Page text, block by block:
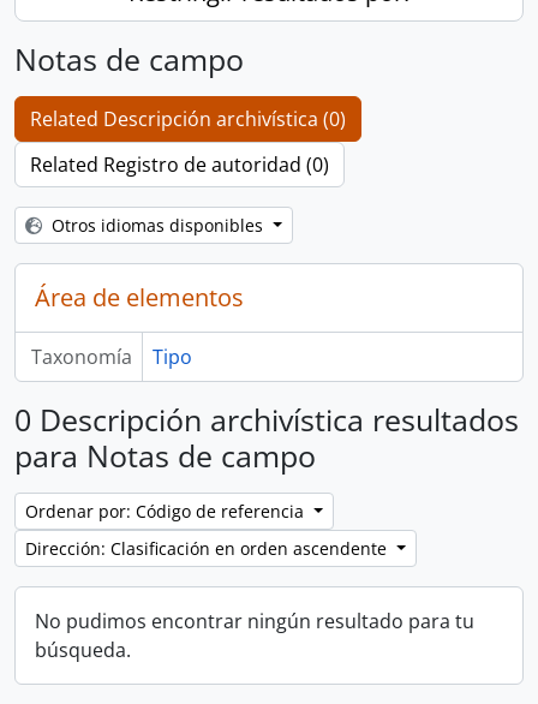
Notas de campo
Related Descripción archivística (0)
Related Registro de autoridad (0)
Otros idiomas disponibles
Área de elementos
Taxonomía Tipo
0 Descripción archivística resultados
para Notas de campo
Ordenar por: Código de referencia
Dirección: Clasificación en orden ascendente
No pudimos encontrar ningún resultado para tu
búsqueda.